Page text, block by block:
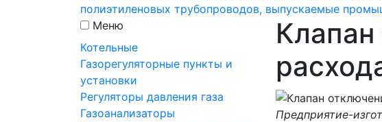
полиэтиленовых трубопроводов, выпускаемые
Меню
Котельные
Газорегуляторные пункты и
установки
Регуляторы давления газа
Газоанализаторы
Предприятие-